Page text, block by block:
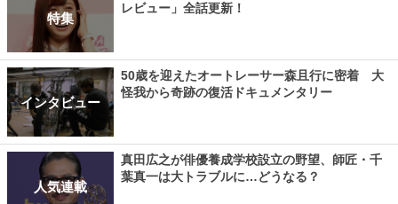
特集
レビュー」全話更新！
インタビュー
50歳を迎えたオートレーサー森且行に密着 大
怪我から奇跡の復活ドキュメンタリー
人気連載
真田広之が俳優養成学校設立の野望、師匠・千
葉真一は大トラブルに…どうなる？